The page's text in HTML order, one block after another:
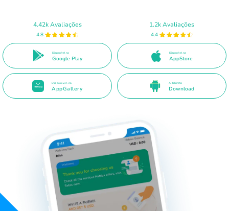
4.42k Avaliações
4.8
Disponível no
Google Play
1.2k Avaliações
4.4
Disponível na
AppStore
Disponível na
AppGallery
APK Direto
Download